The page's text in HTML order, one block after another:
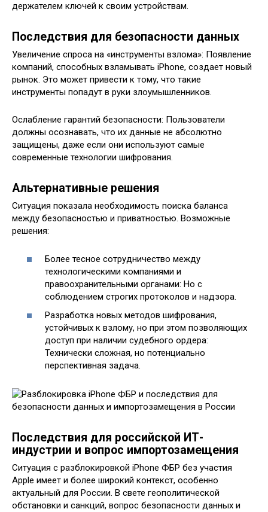
держателем ключей к своим устройствам.
Последствия для безопасности данных
Увеличение спроса на «инструменты взлома»: Появление
компаний, способных взламывать iPhone, создает новый
рынок. Это может привести к тому, что такие
инструменты попадут в руки злоумышленников.
Ослабление гарантий безопасности: Пользователи
должны осознавать, что их данные не абсолютно
защищены, даже если они используют самые
современные технологии шифрования.
Альтернативные решения
Ситуация показала необходимость поиска баланса
между безопасностью и приватностью. Возможные
решения:
Более тесное сотрудничество между
технологическими компаниями и
правоохранительными органами: Но с
соблюдением строгих протоколов и надзора.
Разработка новых методов шифрования,
устойчивых к взлому, но при этом позволяющих
доступ при наличии судебного ордера:
Технически сложная, но потенциально
перспективная задача.
Последствия для российской ИТ-
индустрии и вопрос импортозамещения
Ситуация с разблокировкой iPhone ФБР без участия
Apple имеет и более широкий контекст, особенно
актуальный для России. В свете геополитической
обстановки и санкций, вопрос безопасности данных и